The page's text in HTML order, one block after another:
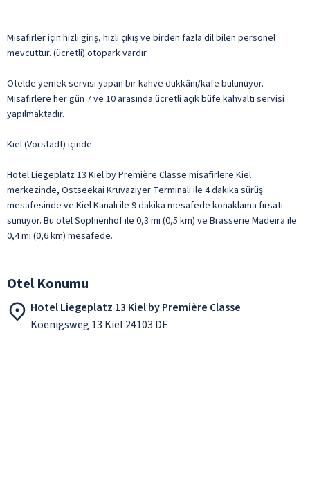
Misafirler için hızlı giriş, hızlı çıkış ve birden fazla dil bilen personel
mevcuttur. (ücretli) otopark vardır.
Otelde yemek servisi yapan bir kahve dükkânı/kafe bulunuyor.
Misafirlere her gün 7 ve 10 arasında ücretli açık büfe kahvaltı servisi
yapılmaktadır.
Kiel (Vorstadt) içinde
Hotel Liegeplatz 13 Kiel by Première Classe misafirlere Kiel
merkezinde, Ostseekai Kruvaziyer Terminali ile 4 dakika sürüş
mesafesinde ve Kiel Kanalı ile 9 dakika mesafede konaklama fırsatı
sunuyor. Bu otel Sophienhof ile 0,3 mi (0,5 km) ve Brasserie Madeira ile
0,4 mi (0,6 km) mesafede.
Otel Konumu
Hotel Liegeplatz 13 Kiel by Première Classe
Koenigsweg 13 Kiel 24103 DE